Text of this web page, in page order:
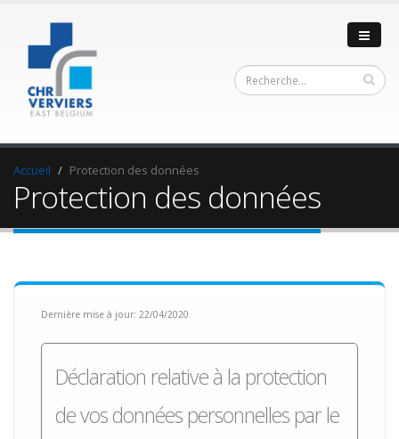
Accueil Protection des données
Protection des données
Dernière mise à jour: 22/04/2020
Déclaration relative à la protection
de vos données personnelles par le